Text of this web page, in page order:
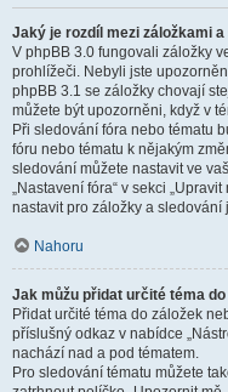
Jaký je rozdíl mezi záložkami
V phpBB 3.0 fungovali záložky
prohlížeči. Nebyli jste
phpBB 3.1 se záložky chovají
můžete být upozorněni, když v
Při sledování fóra nebo tématu
fóru nebo tématu k nějakým
sledování můžete nastavit ve
„Nastavení fóra“ v sekci
nastavit pro záložky a
Nahoru
Jak můžu přidat určité téma
Přidat určité téma do záložek
příslušný odkaz v nabídce
nachází nad a pod tématem.
Pro sledování tématu můžete